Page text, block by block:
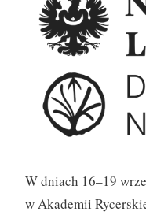
W dniach 16–19
w Akademii